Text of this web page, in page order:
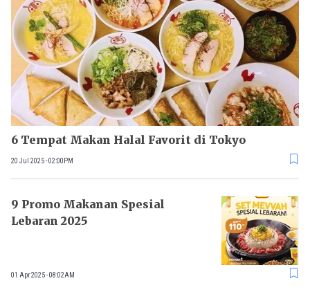
6 Tempat Makan Halal Favorit di Tokyo
20 Jul 2025 - 02:00PM
9 Promo Makanan Spesial
Lebaran 2025
01 Apr 2025 - 08:02AM